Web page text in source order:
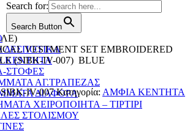
Search for:
Search Button
ΔΕΣΠΟΤΙΚΑ
ΚΕΝΤΗΤΑ
ΣΤΟΦΕΣ
ΑΓ.ΤΡΑΠΕΖΑΣ
ΔΙΑΦΟΡΑ
ΧΕΙΡΟΠΟΙΗΤΑ – ΤΙΡΤΙΡΙ
ΣΤΟΛΙΣΜΟΥ
VESTMENT SET EMBROIDERED
(SIBK-IV-007) BLUE
SIBK-IV-007 Κατηγορία: ΑΜΦΙΑ ΚΕΝΤΗΤΑ